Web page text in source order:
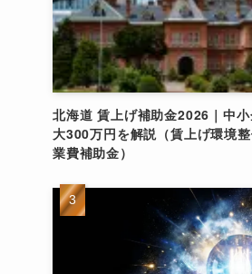
北海道 賃上げ補助金2026｜中
大300万円を解説（賃上げ環境
業費補助金）